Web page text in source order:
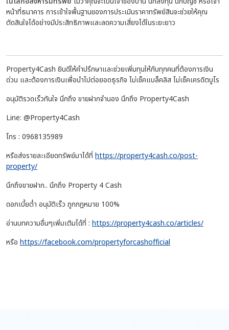
หน้าที่ธนาคาร การเข้าใจพื้นฐานของการประเมินราคาทรัพย์สินจะช่วยให้คุณ
ตัดสินใจได้อย่างมีประสิทธิภาพและลดความเสี่ยงได้ในระยะยาว
Property4Cash ยินดีให้คำปรึกษาและช่วยเพิ่มทุนให้กับทุกคนที่ต้องการเงิน
ด่วน และต้องการเงินเพื่อนำไปต่อยอดธุรกิจ ไม่เช็คแบล็คลิส ไม่เช็คเครดิตบูโร
อนุมัติรวดเร็วทันใจ นึกถึง ขายฝากจำนอง นึกถึง Property4Cash
Line: @Property4Cash
โทร : 0968135989
หรือส่งรายละเอียดทรัพย์มาได้ที่ https://property4cash.co/post-
property/
นึกถึงขายฝาก.. นึกถึง Property 4 Cash
ดอกเบี้ยต่ำ อนุมัติเร็ว ถูกกฎหมาย 100%
อ่านบทความอื่นๆเพิ่มเติมได้ที่ : https://property4cash.co/articles/
หรือ https://facebook.com/propertyforcashofficial